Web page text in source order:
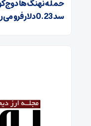
حمله نهنگ‌ها
سد 0.23 دلار فرو می‌ریزد؟